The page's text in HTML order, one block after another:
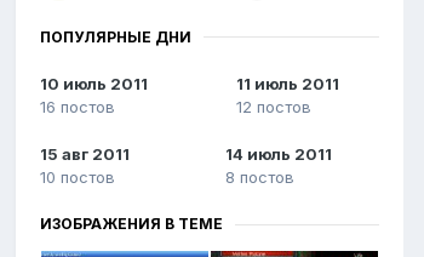
ПОПУЛЯРНЫЕ ДНИ
10 июль 2011
16 постов
11 июль 2011
12 постов
15 авг 2011
10 постов
14 июль 2011
8 постов
ИЗОБРАЖЕНИЯ В ТЕМЕ